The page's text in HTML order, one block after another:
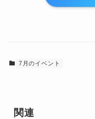
7月のイベント
関連